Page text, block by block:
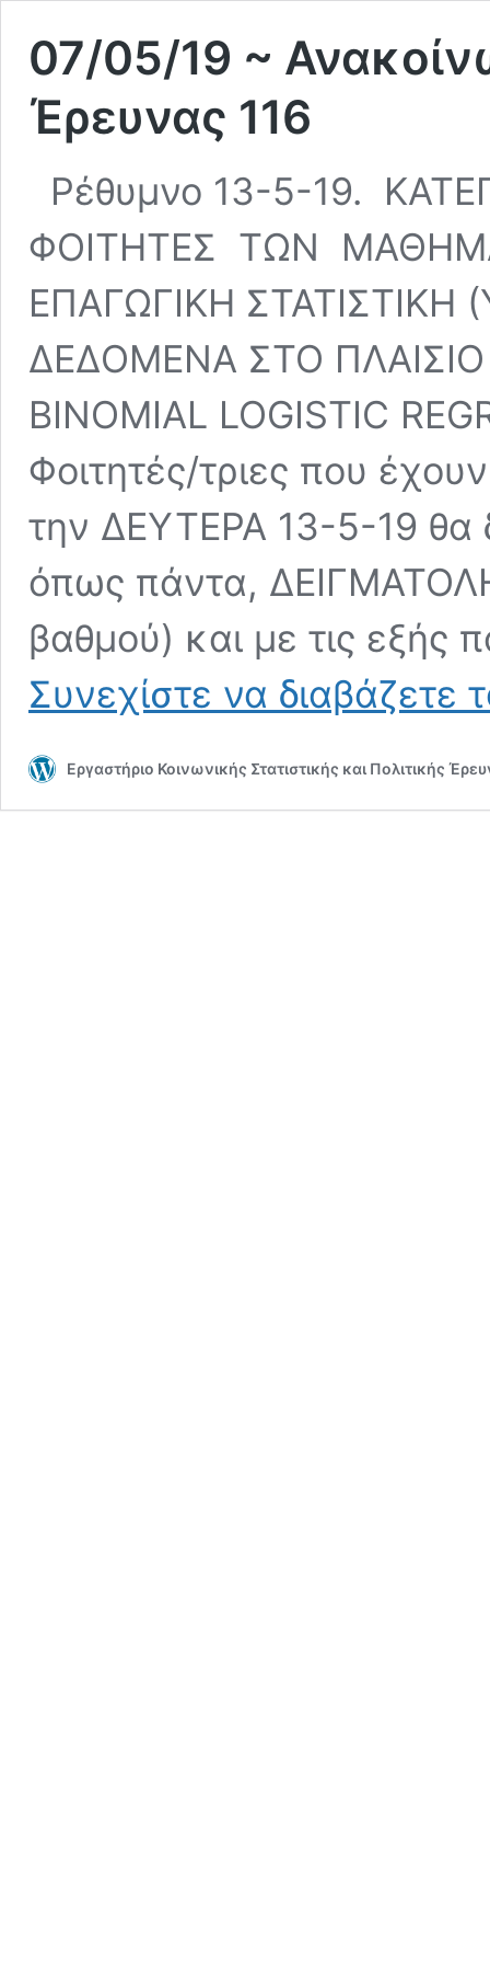
07/05/19 ~
Έρευνας 116
Ρέθυμνο 13-5-19.
ΦΟΙΤΗΤΕΣ ΤΩΝ
ΕΠΑΓΩΓΙΚΗ
ΔΕΔΟΜΕΝΑ ΣΤΟ ΠΛΑΙΣΙΟ
BINOMIAL LOGISTIC
Φοιτητές/τριες που
την ΔΕΥΤΕΡΑ 13-5-19 θα
όπως πάντα,
βαθμού) και με τις εξής
Συνεχίστε να διαβάζετε
Εργαστήριο Κοινωνικής Στατιστικής και Πολιτικής